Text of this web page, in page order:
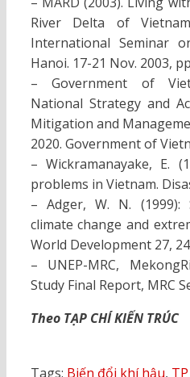
River Delta of
International Seminar
Hanoi. 17-21 Nov. 2003,
– Government of
National Strategy and
Mitigation and
2020. Government of
– Wickramanayake, E.
problems in Vietnam.
– Adger, W. N. (1999):
climate change and
World Development 27,
– UNEP-MRC,
Study Final Report, MRC
Theo TẠP CHÍ KIẾN TRÚC
Tags: Biến đổi khí hậu,